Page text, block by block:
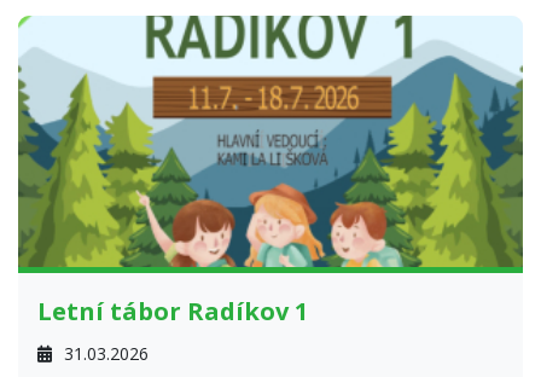
Letní tábor Radíkov 1
31.03.2026